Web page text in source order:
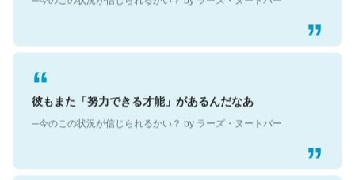
彼もまた「努力できる才能」があるんだなあ
─今のこの状況が信じられるかい？ by ラーズ・ヌートバー